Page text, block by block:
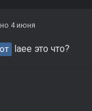
4 июня
laee это что?